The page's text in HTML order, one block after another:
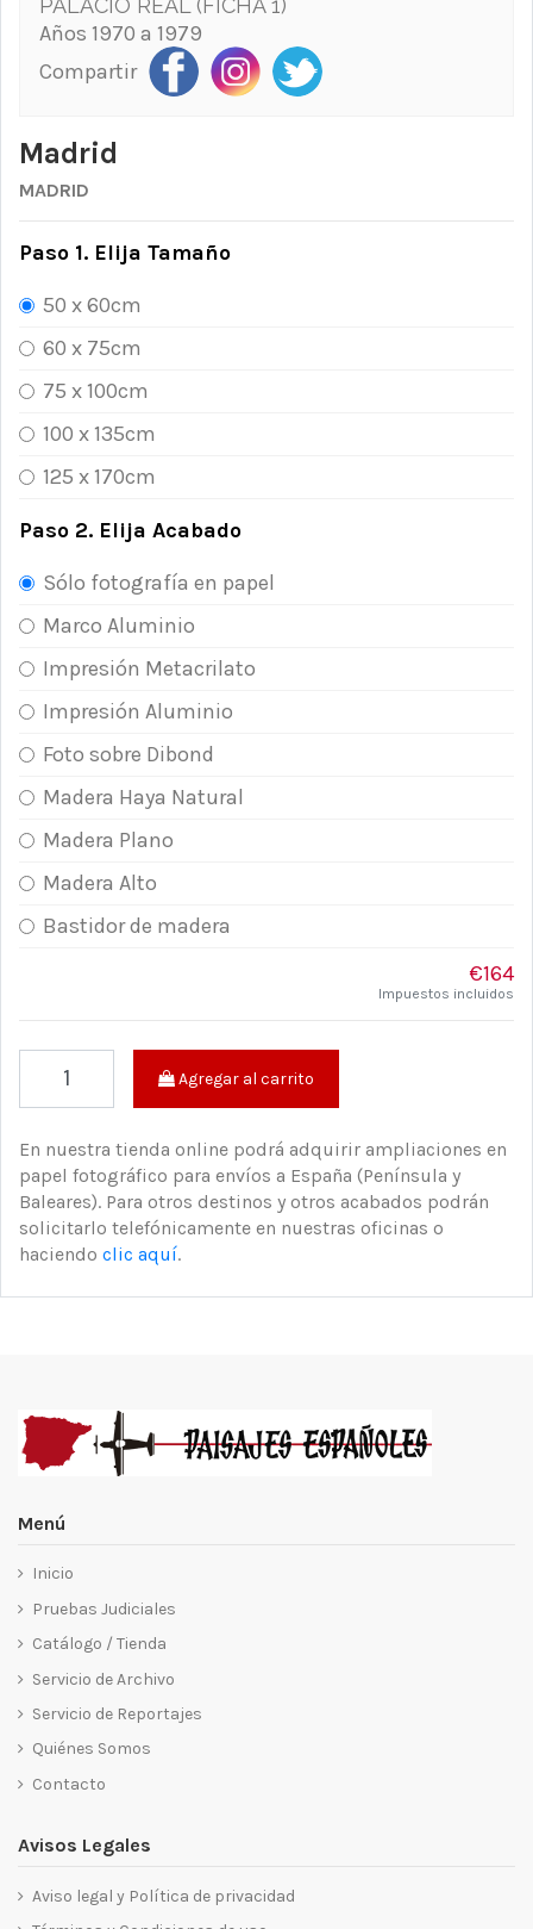
Años 1970 a 1979
Compartir
Madrid
MADRID
Paso 1. Elija Tamaño
50 x 60cm
60 x 75cm
75 x 100cm
100 x 135cm
125 x 170cm
Paso 2. Elija Acabado
Sólo fotografía en papel
Marco Aluminio
Impresión Metacrilato
Impresión Aluminio
Foto sobre Dibond
Madera Haya Natural
Madera Plano
Madera Alto
Bastidor de madera
€164
Impuestos incluidos
Agregar al carrito
En nuestra tienda online podrá adquirir ampliaciones en
papel fotográfico para envíos a España (Península y
Baleares). Para otros destinos y otros acabados podrán
solicitarlo telefónicamente en nuestras oficinas o
haciendo clic aquí.
Menú
Inicio
Pruebas Judiciales
Catálogo / Tienda
Servicio de Archivo
Servicio de Reportajes
Quiénes Somos
Contacto
Avisos Legales
Aviso legal y Política de privacidad